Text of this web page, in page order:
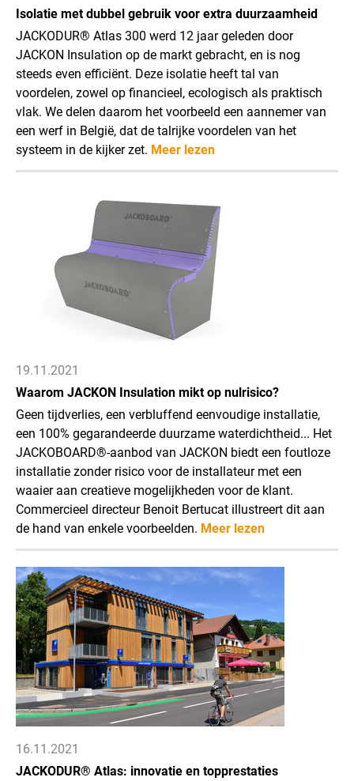
Isolatie met dubbel gebruik voor extra duurzaamheid
JACKODUR® Atlas 300 werd 12 jaar geleden door
JACKON Insulation op de markt gebracht, en is nog
steeds even efficiënt. Deze isolatie heeft tal van
voordelen, zowel op financieel, ecologisch als praktisch
vlak. We delen daarom het voorbeeld een aannemer van
een werf in België, dat de talrijke voordelen van het
systeem in de kijker zet. Meer lezen
19.11.2021
Waarom JACKON Insulation mikt op nulrisico?
Geen tijdverlies, een verbluffend eenvoudige installatie,
een 100% gegarandeerde duurzame waterdichtheid... Het
JACKOBOARD®-aanbod van JACKON biedt een foutloze
installatie zonder risico voor de installateur met een
waaier aan creatieve mogelijkheden voor de klant.
Commercieel directeur Benoit Bertucat illustreert dit aan
de hand van enkele voorbeelden. Meer lezen
16.11.2021
JACKODUR® Atlas: innovatie en topprestaties